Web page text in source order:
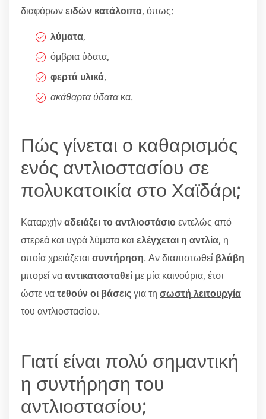
διαφόρωνειδών κατάλοιπα, όπως:
λύματα,
όμβρια ύδατα,
φερτά υλικά,
ακάθαρτα ύδατακα.
Πώς γίνεται ο καθαρισμός
ενός αντλιοστασίου σε
πολυκατοικία στο Χαϊδάρι;
Καταρχήναδειάζει το αντλιοστάσιοεντελώς από
στερεά και υγρά λύματα και ελέγχεται η αντλία, η
οποία χρειάζεται συντήρηση. Αν διαπιστωθεί βλάβη
μπορεί νααντικατασταθεί με μία καινούρια, έτσι
ώστε νατεθούν οι βάσειςγια τη σωστή λειτουργία
του αντλιοστασίου.
Γιατί είναι πολύ σημαντική
η συντήρηση του
αντλιοστασίου;